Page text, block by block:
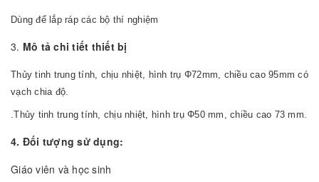
Dùng để lắp ráp các bộ thí nghiệm
3. Mô tả chi tiết thiết bị
Thủy tinh trung tính, chịu nhiệt, hình trụ Φ72mm, chiều cao 95mm có
vạch chia độ.
.Thủy tinh trung tính, chịu nhiệt, hình trụ Φ50 mm, chiều cao 73 mm.
4. Đối tượng sử dụng:
Giáo viên và học sinh